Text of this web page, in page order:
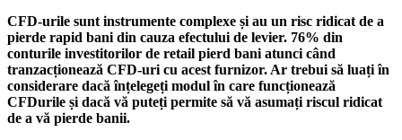
CFD-urile sunt instrumente complexe și au un risc ridicat de a
pierde rapid bani din cauza efectului de levier. 76% din
conturile investitorilor de retail pierd bani atunci când
tranzacționează CFD-uri cu acest furnizor. Ar trebui să luați în
considerare dacă înțelegeți modul în care funcționează
CFDurile și dacă vă puteți permite să vă asumați riscul ridicat
de a vă pierde banii.